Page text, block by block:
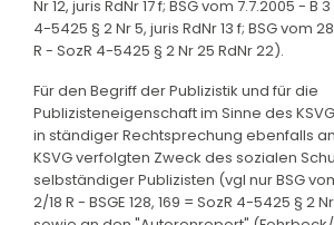
Nr 12, juris RdNr 17 f; BSG vom 7.7.2005 - B
4-5425 § 2 Nr 5, juris RdNr 13 f; BSG vom
R - SozR 4-5425 § 2 Nr 25 RdNr 22).
Für den Begriff der Publizistik und für die
Publizisteneigenschaft im Sinne des
in ständiger Rechtsprechung ebenfalls
KSVG verfolgten Zweck des sozialen
selbständiger Publizisten (vgl nur BSG
2/18 R - BSGE 128, 169 = SozR 4-5425 § 2